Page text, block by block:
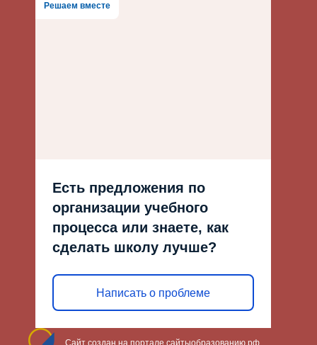
Решаем вместе
Есть предложения по
организации учебного
процесса или знаете, как
сделать школу лучше?
Написать о проблеме
Сайт создан на портале сайтыобразованию.рф